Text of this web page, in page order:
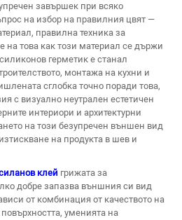
завършек при всяко
на избор на правилния цвят —
правилна техника за
на това как този материал се държи
герметик е станал
монтажа на кухни и
сглобка точно поради това,
с визуално неутрален естетичен
интериори и архитектурни
на този безупречен външен вид
на продукта в шев и
клей грижата за
добре запазва външния си вид
от комбинация от качеството на
уменията на